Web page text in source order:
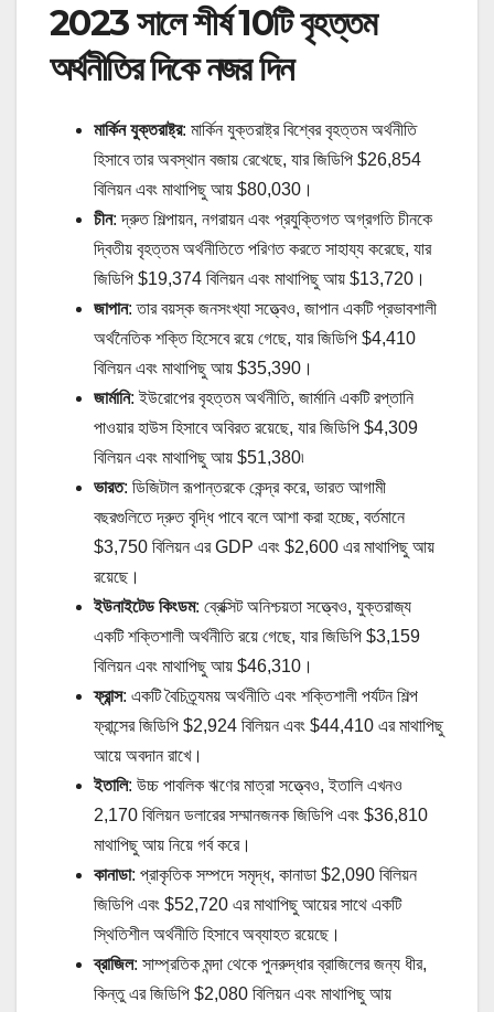
2023 সালে শীর্ষ 10টি বৃহত্তম
অর্থনীতির দিকে নজর দিন
মার্কিন যুক্তরাষ্ট্র: মার্কিন যুক্তরাষ্ট্র বিশ্বের বৃহত্তম অর্থনীতি
হিসাবে তার অবস্থান বজায় রেখেছে, যার জিডিপি $26,854
বিলিয়ন এবং মাথাপিছু আয় $80,030।
চীন: দ্রুত শিল্পায়ন, নগরায়ন এবং প্রযুক্তিগত অগ্রগতি চীনকে
দ্বিতীয় বৃহত্তম অর্থনীতিতে পরিণত করতে সাহায্য করেছে, যার
জিডিপি $19,374 বিলিয়ন এবং মাথাপিছু আয় $13,720।
জাপান: তার বয়স্ক জনসংখ্যা সত্ত্বেও, জাপান একটি প্রভাবশালী
অর্থনৈতিক শক্তি হিসেবে রয়ে গেছে, যার জিডিপি $4,410
বিলিয়ন এবং মাথাপিছু আয় $35,390।
জার্মানি: ইউরোপের বৃহত্তম অর্থনীতি, জার্মানি একটি রপ্তানি
পাওয়ার হাউস হিসাবে অবিরত রয়েছে, যার জিডিপি $4,309
বিলিয়ন এবং মাথাপিছু আয় $51,380৷
ভারত: ডিজিটাল রূপান্তরকে কেন্দ্র করে, ভারত আগামী
বছরগুলিতে দ্রুত বৃদ্ধি পাবে বলে আশা করা হচ্ছে, বর্তমানে
$3,750 বিলিয়ন এর GDP এবং $2,600 এর মাথাপিছু আয়
রয়েছে।
ইউনাইটেড কিংডম: ব্রেক্সিট অনিশ্চয়তা সত্ত্বেও, যুক্তরাজ্য
একটি শক্তিশালী অর্থনীতি রয়ে গেছে, যার জিডিপি $3,159
বিলিয়ন এবং মাথাপিছু আয় $46,310।
ফ্রান্স: একটি বৈচিত্র্যময় অর্থনীতি এবং শক্তিশালী পর্যটন শিল্প
ফ্রান্সের জিডিপি $2,924 বিলিয়ন এবং $44,410 এর মাথাপিছু
আয়ে অবদান রাখে।
ইতালি: উচ্চ পাবলিক ঋণের মাত্রা সত্ত্বেও, ইতালি এখনও
2,170 বিলিয়ন ডলারের সম্মানজনক জিডিপি এবং $36,810
মাথাপিছু আয় নিয়ে গর্ব করে।
কানাডা: প্রাকৃতিক সম্পদে সমৃদ্ধ, কানাডা $2,090 বিলিয়ন
জিডিপি এবং $52,720 এর মাথাপিছু আয়ের সাথে একটি
স্থিতিশীল অর্থনীতি হিসাবে অব্যাহত রয়েছে।
ব্রাজিল: সাম্প্রতিক মন্দা থেকে পুনরুদ্ধার ব্রাজিলের জন্য ধীর,
কিন্তু এর জিডিপি $2,080 বিলিয়ন এবং মাথাপিছু আয়